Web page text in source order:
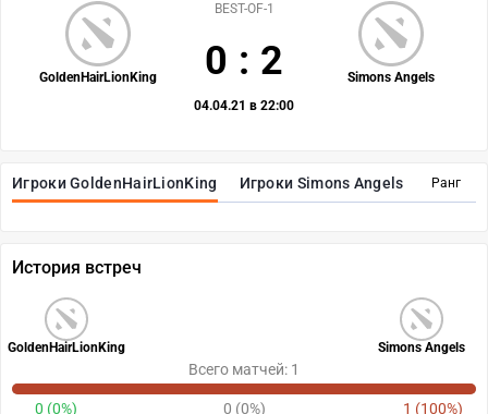
Ранг
Игроки GoldenHairLionKing Игроки Simons Angels
GoldenHairLionKing Simons Angels
BEST-OF-1
0 : 2
04.04.21 в 22:00
История встреч
GoldenHairLionKing Simons Angels
Всего матчей: 1
0 (0%) 0 (0%) 1 (100%)